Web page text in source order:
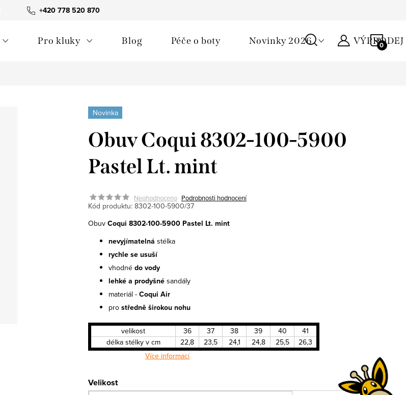
+420 778 520 870
Obchodní podmínky
Pro kluky Blog Péče o boty Novinky 2026 VÝPRODEJ
Novinka
Obuv Coqui 8302-100-5900
Pastel Lt. mint
Neohodnoceno Podrobnosti hodnocení
Kód produktu: 8302-100-5900/37
Obuv Coqui 8302-100-5900 Pastel Lt. mint
nevyjímatelná stélka
rychle se usuší
vhodné do vody
lehké a prodyšné sandály
materiál - Coqui Air
pro středně širokou nohu
velikost 36 37 38 39 40
41
délka stélky v cm
22,8 23,5 24,1 24,8 25,5
26,3
Více informací
Velikost